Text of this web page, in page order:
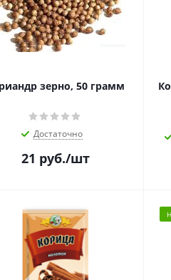
зерно, 50 грамм
Достаточно
21 руб./шт